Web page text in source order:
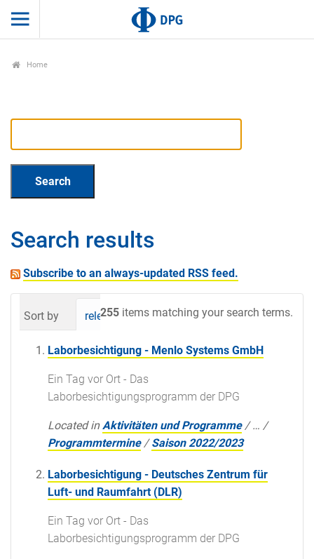
Home
Search results
Subscribe to an always-updated RSS feed.
255 items matching your search terms.
Sort by relevance date (newest first)
Laborbesichtigung - Menlo Systems GmbH
Ein Tag vor Ort - Das
Laborbesichtigungsprogramm der DPG
Located in Aktivitäten und Programme /… /
Programmtermine /Saison 2022/2023
Laborbesichtigung - Deutsches Zentrum für
Luft- und Raumfahrt (DLR)
Ein Tag vor Ort - Das
Laborbesichtigungsprogramm der DPG